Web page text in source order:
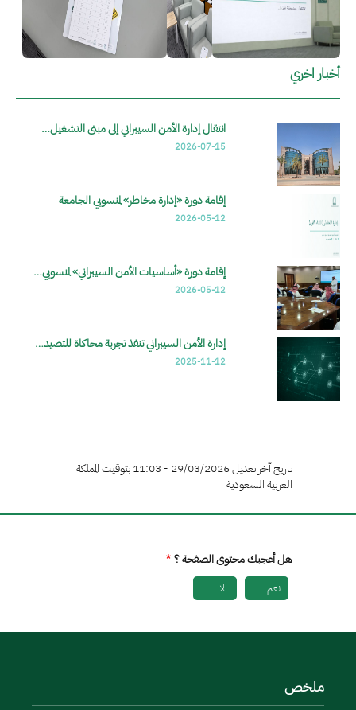
أخبار اخري
انتقال إدارة الأمن السيبراني إلى مبنى التشغيل…
2026-07-15
إقامة دورة «إدارة مخاطر» لمنسوبي الجامعة
2026-05-12
إقامة دورة «أساسيات الأمن السيبراني» لمنسوبي…
2026-05-12
إدارة الأمن السيبراني تنفذ تجربة محاكاة للتصيد…
2025-11-12
تاريخ آخر تعديل 29/03/2026 - 11:03 بتوقيت المملكة
العربية السعودية
هل أعجبك محتوى الصفحة ؟
نعم لا
ملخص